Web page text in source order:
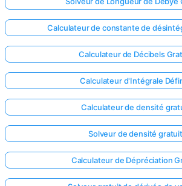
Calculateur de constante de
Calculateur de Décibels
Calculateur d'Intégrale
Calculateur de densité
Solveur de densité gratuit
Calculateur de Dépréciation